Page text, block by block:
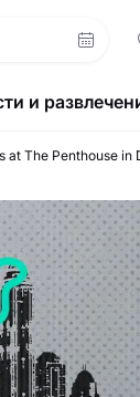
и
at The Penthouse in